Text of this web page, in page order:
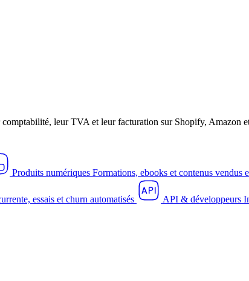
leur TVA et leur facturation sur Shopify, Amazon
Produits numériques Formations, ebooks et contenus vendus
essais et churn automatisés API & développeurs